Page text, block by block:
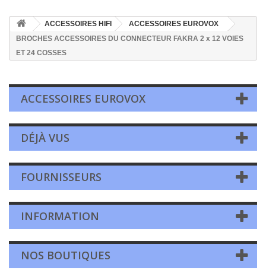
ACCESSOIRES HIFI
ACCESSOIRES EUROVOX
BROCHES ACCESSOIRES DU CONNECTEUR FAKRA 2 x 12 VOIES
ET 24 COSSES
ACCESSOIRES EUROVOX
DÉJÀ VUS
FOURNISSEURS
INFORMATION
NOS BOUTIQUES